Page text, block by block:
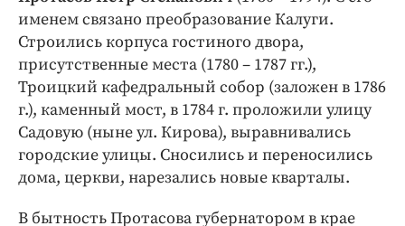
именем связано преобразование Калуги.
Строились корпуса гостиного двора,
присутственные места (1780 – 1787 гг.),
Троицкий кафедральный собор (заложен в 1786
г.), каменный мост, в 1784 г. проложили улицу
Садовую (ныне ул. Кирова), выравнивались
городские улицы. Сносились и переносились
дома, церкви, нарезались новые кварталы.
В бытность Протасова губернатором в крае